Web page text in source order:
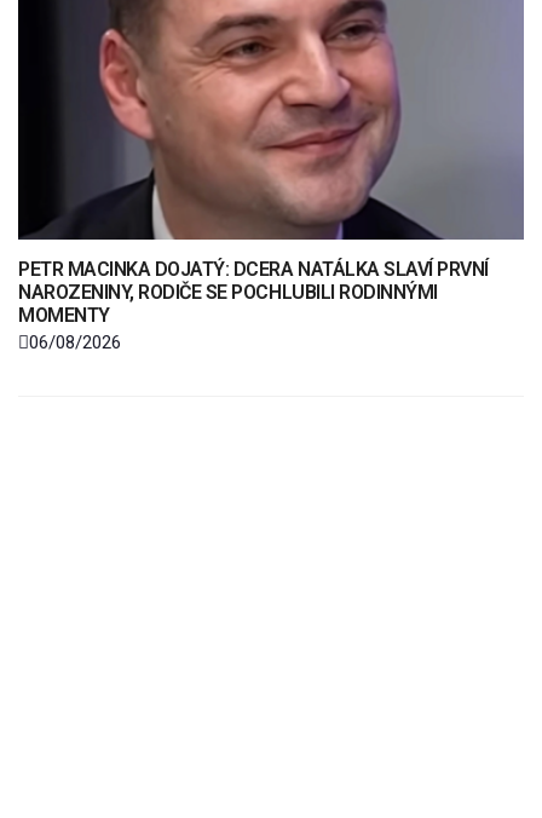
PETR MACINKA DOJATÝ: DCERA NATÁLKA SLAVÍ PRVNÍ
NAROZENINY, RODIČE SE POCHLUBILI RODINNÝMI
MOMENTY
06/08/2026